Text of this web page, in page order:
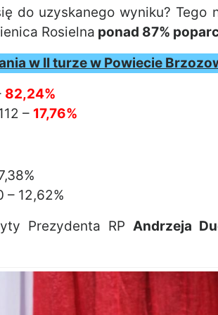
do uzyskanego wyniku? Tego
Rosielna ponad 87%
w II turze w Powiecie
82,24%
– 17,76%
– 12,62%
Prezydenta RPAndrzeja